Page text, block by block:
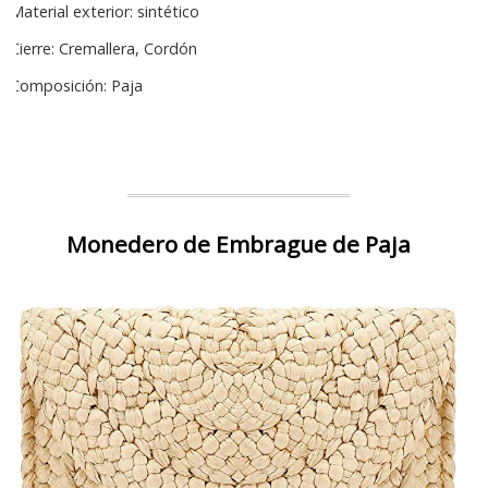
Material exterior: sintético
Cierre: Cremallera, Cordón
Composición: Paja
Monedero de Embrague de Paja